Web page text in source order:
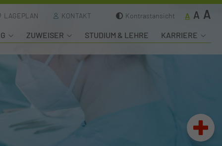
LAGEPLAN KONTAKT Kontrastansicht A A A
ZUWEISER STUDIUM & LEHRE KARRIERE